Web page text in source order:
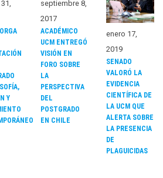
Y
septiembre 8,
2017
ACADÉMICO
UCM ENTREGÓ
VISIÓN EN
FORO SOBRE
LA
PERSPECTIVA
DEL
POSTGRADO
EN CHILE
enero 17,
2019
SENADO
VALORÓ LA
EVIDENCIA
CIENTÍFICA DE
LA UCM QUE
ALERTA SOBRE
LA PRESENCIA
DE
PLAGUICIDAS